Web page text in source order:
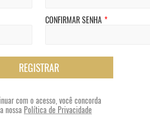
CONFIRMAR SENHA *
REGISTRAR
com o acesso, você concorda
nossa Política de Privacidade